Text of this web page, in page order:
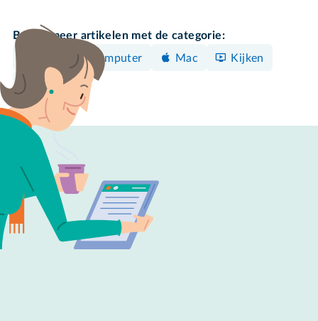
Bekijk meer artikelen met de categorie:
Windows-computer
Mac Kijken
Google